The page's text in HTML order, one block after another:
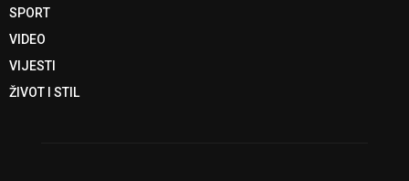
SPORT
VIDEO
VIJESTI
ŽIVOT I STIL